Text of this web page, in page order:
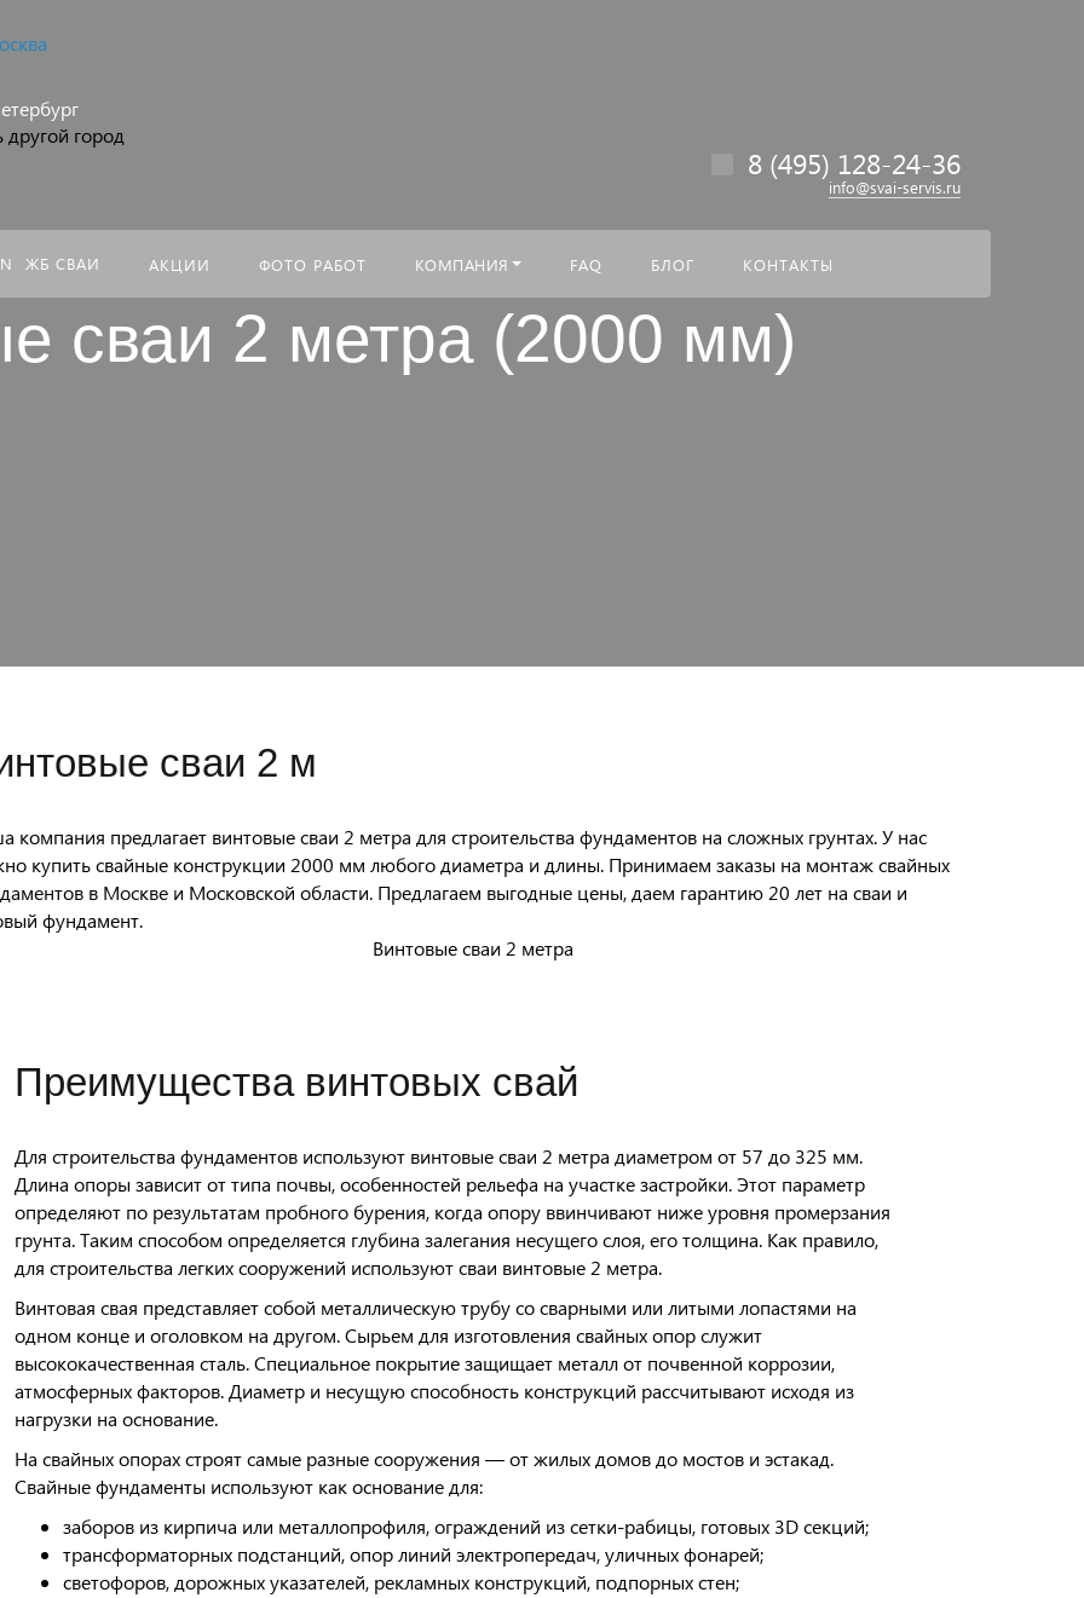
другой город
8 (495) 128-24-36
info@svai-servis.ru
ЖБ СВАИ АКЦИИ ФОТО РАБОТ КОМПАНИЯ FAQ БЛОГ КОНТАКТЫ
сваи 2 метра (2000 мм)
сваи 2 м
компания предлагает винтовые сваи 2 метра для строительства фундаментов на сложных грунтах. У нас
купить свайные конструкции 2000 мм любого диаметра и длины. Принимаем заказы на монтаж свайных
в Москве и Московской области. Предлагаем выгодные цены, даем гарантию 20 лет на сваи и
фундамент.
Преимущества винтовых свай
Для строительства фундаментов используют винтовые сваи 2 метра диаметром от 57 до 325 мм.
Длина опоры зависит от типа почвы, особенностей рельефа на участке застройки. Этот параметр
определяют по результатам пробного бурения, когда опору ввинчивают ниже уровня промерзания
грунта. Таким способом определяется глубина залегания несущего слоя, его толщина. Как правило,
для строительства легких сооружений используют сваи винтовые 2 метра.
Винтовая свая представляет собой металлическую трубу со сварными или литыми лопастями на
одном конце и оголовком на другом. Сырьем для изготовления свайных опор служит
высококачественная сталь. Специальное покрытие защищает металл от почвенной коррозии,
атмосферных факторов. Диаметр и несущую способность конструкций рассчитывают исходя из
нагрузки на основание.
На свайных опорах строят самые разные сооружения — от жилых домов до мостов и эстакад.
Свайные фундаменты используют как основание для:
заборов из кирпича или металлопрофиля, ограждений из сетки-рабицы, готовых 3D секций;
трансформаторных подстанций, опор линий электропередач, уличных фонарей;
светофоров, дорожных указателей, рекламных конструкций, подпорных стен;